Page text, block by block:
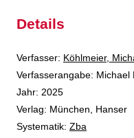
Details
Verfasser: Suche nach
Köhlmeier,
Verfasserangabe: Michael
Jahr: 2025
Verlag: München, Hanser
opens in new tab
Diesen Link in neuem Tab
Systematik: Suche nach
Zba